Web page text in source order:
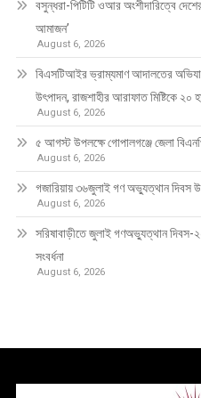
বসুন্ধরা-পিটিটি ওআর অংশীদারিত্বে
আমাজন’
August 6, 2026
বিএসটিআইর ভ্রাম্যমাণ আদালতের
উৎপাদন, রাজশাহীর আরাফাত মিষ্টিকে ২০
August 6, 2026
৫ আগস্ট উপলক্ষে গোপালগঞ্জে জেলা
August 6, 2026
গজারিয়ায় ৩৬জুলাই গণ অভ্যুত্থান দিবস
August 6, 2026
সরিষাবাড়ীতে জুলাই গণঅভ্যুত্থান
সংবর্ধনা
August 6, 2026